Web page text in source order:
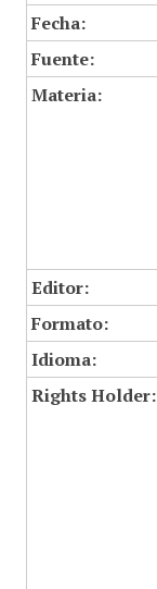
Fecha:
Fuente:
Materia:
Editor:
Formato:
Idioma:
Rights Holder: